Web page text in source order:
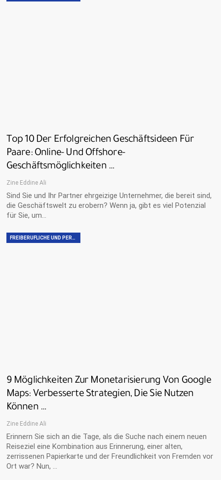
Top 10 Der Erfolgreichen Geschäftsideen Für
Paare: Online- Und Offshore-
Geschäftsmöglichkeiten …
Zine Eddine Ali
Sind Sie und Ihr Partner ehrgeizige Unternehmer, die bereit sind,
die Geschäftswelt zu erobern? Wenn ja, gibt es viel Potenzial
für Sie, um…
FREIBERUFLICHE UND PERSÖNLICHE FÄHIGKEITEN
9 Möglichkeiten Zur Monetarisierung Von Google
Maps: Verbesserte Strategien, Die Sie Nutzen
Können …
Zine Eddine Ali
Erinnern Sie sich an die Tage, als die Suche nach einem neuen
Reiseziel eine Kombination aus Erinnerung, einer alten,
zerrissenen Papierkarte und der Freundlichkeit von Fremden vor
Ort war? Nun, …